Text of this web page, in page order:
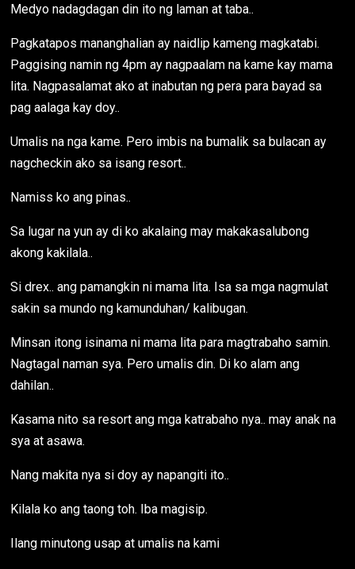
Medyo nadagdagan din ito ng laman at taba..
Pagkatapos mananghalian ay naidlip kameng magkatabi.
Paggising namin ng 4pm ay nagpaalam na kame kay mama
lita. Nagpasalamat ako at inabutan ng pera para bayad sa
pag aalaga kay doy..
Umalis na nga kame. Pero imbis na bumalik sa bulacan ay
nagcheckin ako sa isang resort..
Namiss ko ang pinas..
Sa lugar na yun ay di ko akalaing may makakasalubong
akong kakilala..
Si drex.. ang pamangkin ni mama lita. Isa sa mga nagmulat
sakin sa mundo ng kamunduhan/ kalibugan.
Minsan itong isinama ni mama lita para magtrabaho samin.
Nagtagal naman sya. Pero umalis din. Di ko alam ang
dahilan..
Kasama nito sa resort ang mga katrabaho nya.. may anak na
sya at asawa.
Nang makita nya si doy ay napangiti ito..
Kilala ko ang taong toh. Iba magisip.
Ilang minutong usap at umalis na kami